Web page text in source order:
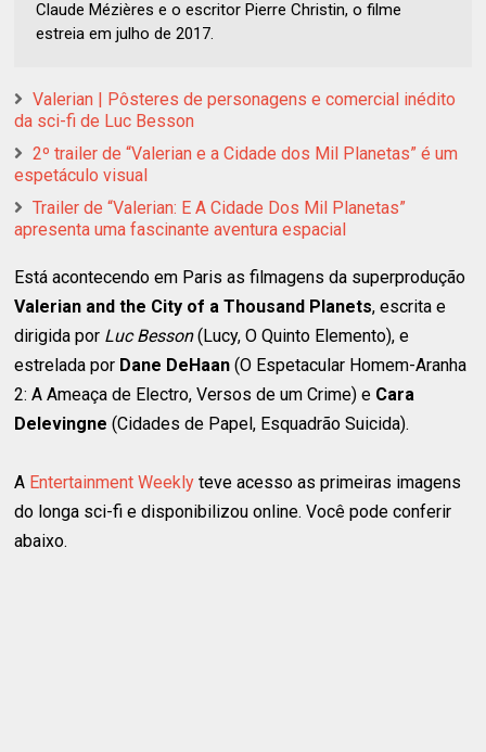
Claude Mézières e o escritor Pierre Christin, o filme
estreia em julho de 2017.
Valerian | Pôsteres de personagens e comercial inédito
da sci-fi de Luc Besson
2º trailer de “Valerian e a Cidade dos Mil Planetas” é um
espetáculo visual
Trailer de “Valerian: E A Cidade Dos Mil Planetas”
apresenta uma fascinante aventura espacial
Está acontecendo em Paris as filmagens da superprodução
Valerian and the City of a Thousand Planets, escrita e
dirigida por Luc Besson(Lucy, O Quinto Elemento), e
estrelada por Dane DeHaan(O Espetacular Homem-Aranha
2: A Ameaça de Electro, Versos de um Crime) e Cara
Delevingne(Cidades de Papel, Esquadrão Suicida).
A Entertainment Weekly teve acesso as primeiras imagens
do longa sci-fi e disponibilizou online. Você pode conferir
abaixo.